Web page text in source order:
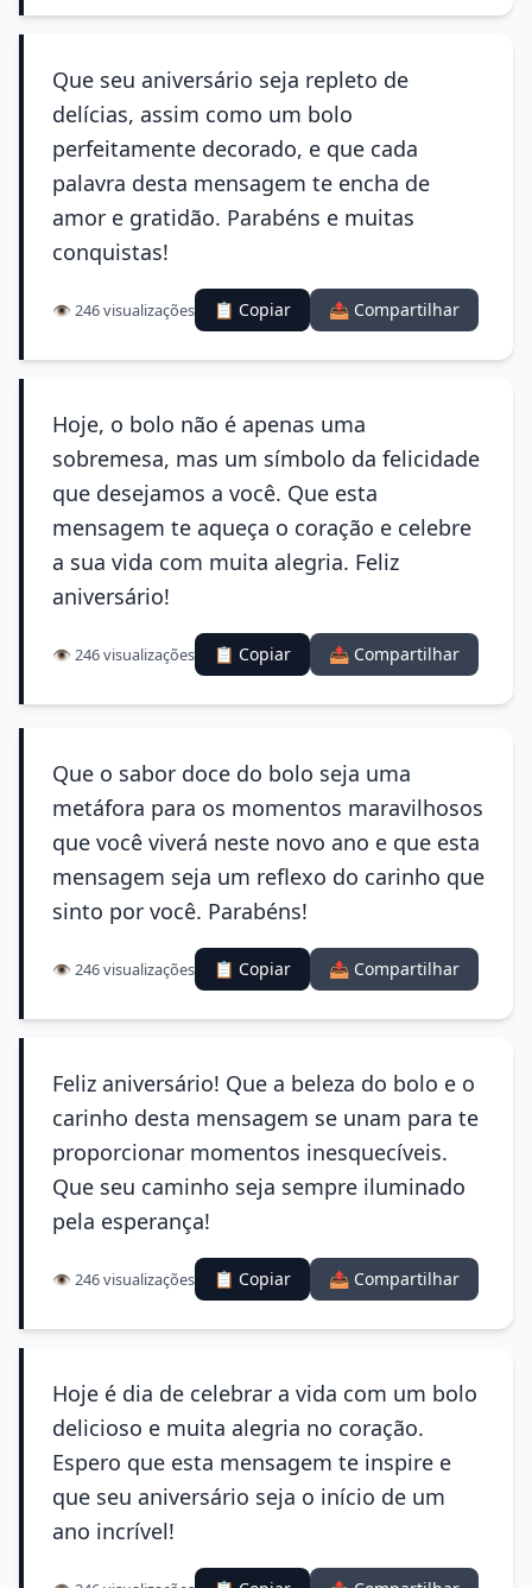
Que seu aniversário seja repleto de
delícias, assim como um bolo
perfeitamente decorado, e que cada
palavra desta mensagem te encha de
amor e gratidão. Parabéns e muitas
conquistas!
👁️ 246 visualizações 📋 Copiar 📤 Compartilhar
Hoje, o bolo não é apenas uma
sobremesa, mas um símbolo da felicidade
que desejamos a você. Que esta
mensagem te aqueça o coração e celebre
a sua vida com muita alegria. Feliz
aniversário!
👁️ 246 visualizações 📋 Copiar 📤 Compartilhar
Que o sabor doce do bolo seja uma
metáfora para os momentos maravilhosos
que você viverá neste novo ano e que esta
mensagem seja um reflexo do carinho que
sinto por você. Parabéns!
👁️ 246 visualizações 📋 Copiar 📤 Compartilhar
Feliz aniversário! Que a beleza do bolo e o
carinho desta mensagem se unam para te
proporcionar momentos inesquecíveis.
Que seu caminho seja sempre iluminado
pela esperança!
👁️ 246 visualizações 📋 Copiar 📤 Compartilhar
Hoje é dia de celebrar a vida com um bolo
delicioso e muita alegria no coração.
Espero que esta mensagem te inspire e
que seu aniversário seja o início de um
ano incrível!